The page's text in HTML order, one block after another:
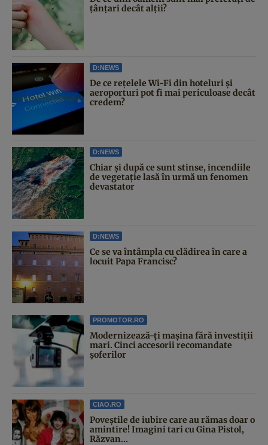
țânțari decât alții?
D:NEWS
De ce rețelele Wi-Fi din hoteluri și
aeroporturi pot fi mai periculoase decât
credem?
D:NEWS
Chiar și după ce sunt stinse, incendiile
de vegetație lasă în urmă un fenomen
devastator
D:NEWS
Ce se va întâmpla cu clădirea în care a
locuit Papa Francisc?
PROMOTOR.RO
Modernizează-ți mașina fără investiții
mari. Cinci accesorii recomandate
șoferilor
CIAO.RO
Poveştile de iubire care au rămas doar o
amintire! Imagini tari cu Gina Pistol,
Răzvan...